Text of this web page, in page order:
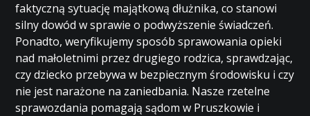
faktyczną sytuację majątkową dłużnika, co stanowi
silny dowód w sprawie o podwyższenie świadczeń.
Ponadto, weryfikujemy sposób sprawowania opieki
nad małoletnimi przez drugiego rodzica, sprawdzając,
czy dziecko przebywa w bezpiecznym środowisku i czy
nie jest narażone na zaniedbania. Nasze rzetelne
sprawozdania pomagają sądom w Pruszkowie i